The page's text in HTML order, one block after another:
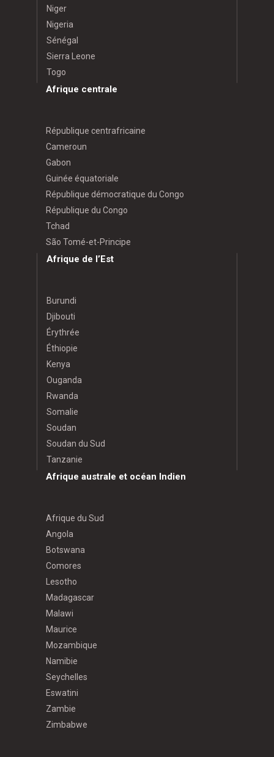
Niger
Nigeria
Sénégal
Sierra Leone
Togo
Afrique centrale
République centrafricaine
Cameroun
Gabon
Guinée équatoriale
République démocratique du Congo
République du Congo
Tchad
São Tomé-et-Principe
Afrique de l’Est
Burundi
Djibouti
Érythrée
Éthiopie
Kenya
Ouganda
Rwanda
Somalie
Soudan
Soudan du Sud
Tanzanie
Afrique australe et océan Indien
Afrique du Sud
Angola
Botswana
Comores
Lesotho
Madagascar
Malawi
Maurice
Mozambique
Namibie
Seychelles
Eswatini
Zambie
Zimbabwe